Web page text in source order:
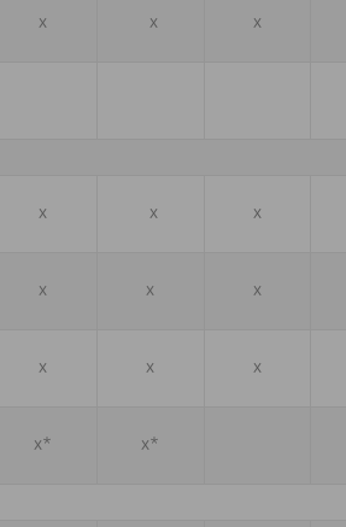
x x x
x x x
x x x
x x x
x* x*